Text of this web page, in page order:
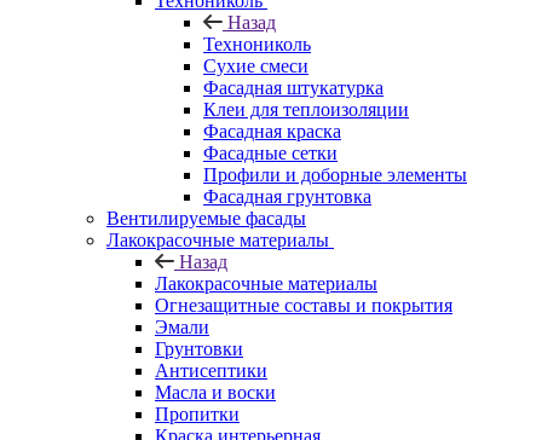
Назад
Технониколь
Сухие смеси
Фасадная штукатурка
Клеи для теплоизоляции
Фасадная краска
Фасадные сетки
Профили и доборные элементы
Фасадная грунтовка
Вентилируемые фасады
Лакокрасочные материалы
Назад
Лакокрасочные материалы
Огнезащитные составы и покрытия
Эмали
Грунтовки
Антисептики
Масла и воски
Пропитки
Краска интерьерная